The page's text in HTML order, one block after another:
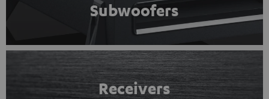
Subwoofers
Receivers